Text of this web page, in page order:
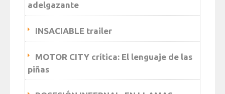
adelgazante
INSACIABLE trailer
MOTOR CITY crítica: El lenguaje de las
piñas